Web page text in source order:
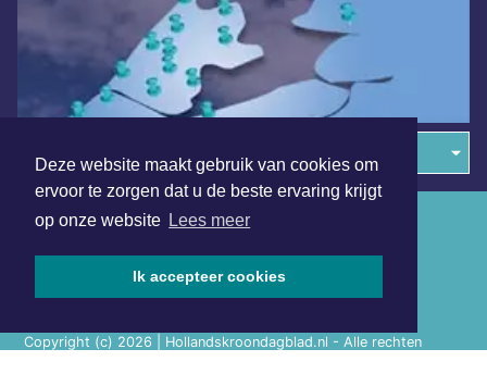
Deze website maakt gebruik van cookies om
ervoor te zorgen dat u de beste ervaring krijgt
op onze website Lees meer
Ik accepteer cookies
Copyright (c) 2026 | Hollandskroondagblad.nl - Alle rechten
Algemene voorwaarden
Disclaimer
Privacy Statement